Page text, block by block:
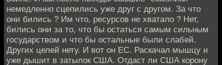
немедленно сцепились уже друг с другом. За что
они бились ? Им что, ресурсов не хватало ? Нет,
бились они за то, что бы остаться самым сильным
государством и что бы остальные были слабей.
Других целей нету. И вот он ЕС. Раскачал мышцу и
уже дышит в затылок США. Отдаст ли США корону